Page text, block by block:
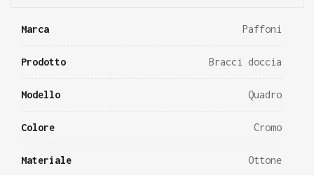
Marca Paffoni
Prodotto Bracci doccia
Modello Quadro
Colore Cromo
Materiale Ottone